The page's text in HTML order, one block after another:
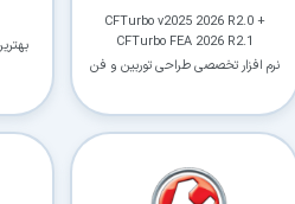
CFTurbo v2025 2026 R2.0 +
CFTurbo FEA 2026 R2.1
نرم افزار تخصصی طراحی توربین و فن